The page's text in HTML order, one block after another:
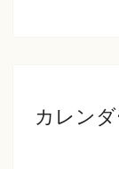
カレンダ